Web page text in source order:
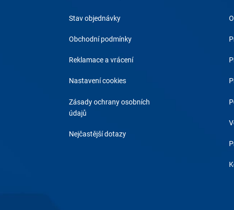
Stav objednávky
Obchodní podmínky
Reklamace a vrácení
Nastavení cookies
Zásady ochrany osobních
údajů
Nejčastější dotazy